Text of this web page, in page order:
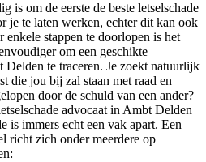
is om de eerste de beste letselschade
je te laten werken, echter dit kan ook
stappen te doorlopen is het
om een geschikte
Delden te traceren. Je zoekt natuurlijk
die jou bij zal staan met raad en
door de schuld van een ander?
advocaat in Ambt Delden
is immers echt een vak apart. Een
richt zich onder meerdere op